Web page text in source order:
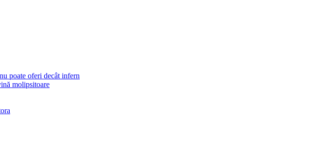
poate oferi decât infern
molipsitoare